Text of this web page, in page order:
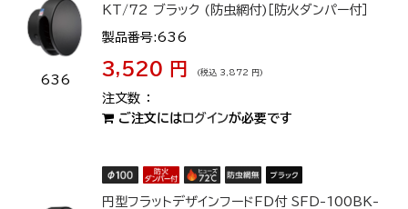
636
KT/72 ブラック (防虫網付)［防火ダンパー付］
製品番号:636
3,520 円 (税込 3,872 円)
ご注文にはログインが必要です
円型フラットデザインフードFD付 SFD-100BK-